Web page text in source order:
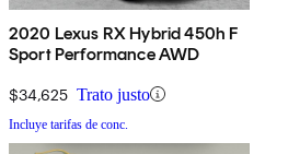
2020 Lexus RX Hybrid 450h F
Sport Performance AWD
$34,625 Trato justo
Incluye tarifas de conc.